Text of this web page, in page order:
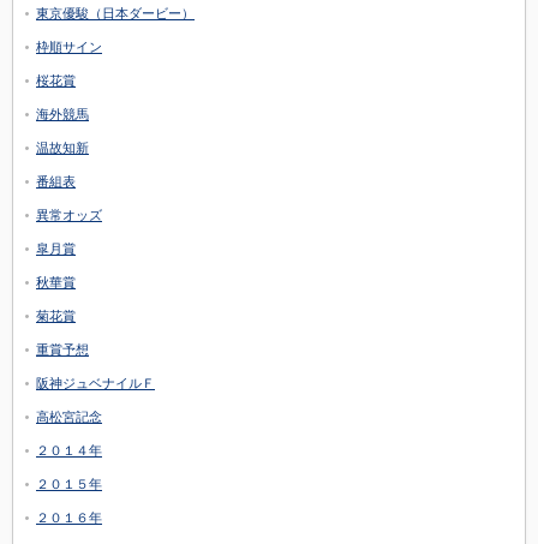
東京優駿（日本ダービー）
枠順サイン
桜花賞
海外競馬
温故知新
番組表
異常オッズ
皐月賞
秋華賞
菊花賞
重賞予想
阪神ジュベナイルＦ
高松宮記念
２０１４年
２０１５年
２０１６年